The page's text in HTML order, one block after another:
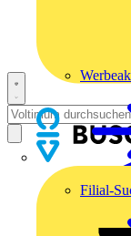
Filial-